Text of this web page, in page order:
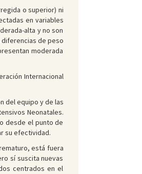
o superior) ni
en variables
alta y no son
diferencias de peso
moderada
Internacional
del equipo y de las
Neonatales.
desde el punto de
su efectividad.
está fuera
sí suscita nuevas
centrados en el